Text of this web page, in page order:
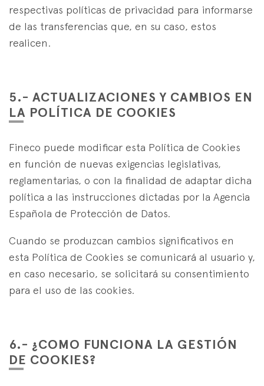
respectivas políticas de privacidad para informarse
de las transferencias que, en su caso, estos
realicen.
5.- ACTUALIZACIONES Y CAMBIOS EN
LA POLÍTICA DE COOKIES
Fineco puede modificar esta Política de Cookies
en función de nuevas exigencias legislativas,
reglamentarias, o con la finalidad de adaptar dicha
política a las instrucciones dictadas por la Agencia
Española de Protección de Datos.
Cuando se produzcan cambios significativos en
esta Política de Cookies se comunicará al usuario y,
en caso necesario, se solicitará su consentimiento
para el uso de las cookies.
6.- ¿COMO FUNCIONA LA GESTIÓN
DE COOKIES?